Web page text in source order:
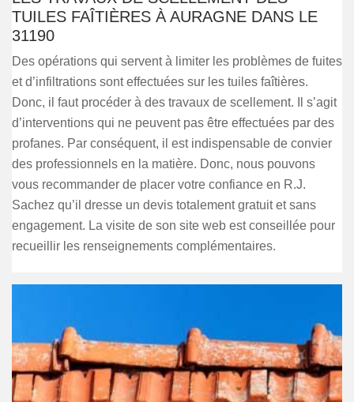
TUILES FAÎTIÈRES À AURAGNE DANS LE
31190
Des opérations qui servent à limiter les problèmes de fuites
et d’infiltrations sont effectuées sur les tuiles faîtières.
Donc, il faut procéder à des travaux de scellement. Il s’agit
d’interventions qui ne peuvent pas être effectuées par des
profanes. Par conséquent, il est indispensable de convier
des professionnels en la matière. Donc, nous pouvons
vous recommander de placer votre confiance en R.J.
Sachez qu’il dresse un devis totalement gratuit et sans
engagement. La visite de son site web est conseillée pour
recueillir les renseignements complémentaires.